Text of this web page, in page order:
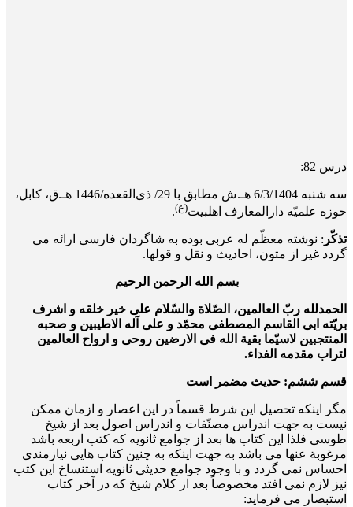
درس 82:
سه‌ شنبه 6/3/1404 هـ.ش مطابق با 29/ ذی‌القعده/1446 هـ.ق، کابل،
حوزه علمیّه دارالمعارف اهلبیت(ع).
تذکّر : نوشته معظّم له عربی بوده به شاگردان فارسی ارائه می
گردد غیر از متون، احادیث و نقل و قول­ها.
بسم الله الرحمن الرحیم
الحمدلله ربّ العالمین، الصّلاة والسّلام علی خیر خلقه و اشرف
بریّته ابی القاسم المصطفی محمّد و علی آله الاطیبین و صحبه
المنتجبین لاسیّما بقیة الله فی الارضین روحی و ارواح العالمین
لتراب مقدمه الفداء.
قسم ششم: حدیث مضمر است
مگر اینکه تحصیل این شرط قسماً در این اعصار و ازمان ممکن
نیست به جهت اندراس مصنّفات و اندراس اصول بعد از شیخ
طوسی فلذا این کتاب ها بعد از جوامع ثانویه که کتب اربعه باشد
مرغوبة عنها می باشد به جهت اینکه به چنین کتاب هایی نیازمندی
احساس نمی گردد و با وجود جوامع حدیثی ثانویه استنساخ این کتب
نیز لازم نمی افتد مخصوصاً بعد از کلام شیخ که در آخر کتاب
استبصار می فرماید: